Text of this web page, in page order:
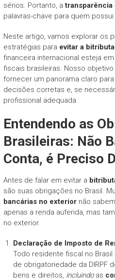
sérios. Portanto, atransparência
palavras-chave para quem
Neste artigo, vamos explorar os
estratégias para evitar a
financeira internacional esteja
fiscais brasileiras. Nosso
fornecer um panorama claro
decisões corretas e, se
profissional adequada.
Entendendo as
Brasileiras: Não
Conta, é Preciso
Antes de falar em evitar a
são suas obrigações no Brasil.
bancárias no exteriornão
apenas a renda auferida, mas
no exterior.
Declaração de Imposto de
Todo residente fiscal no
de obrigatoriedade da DIRPF
bens e direitos, incluindoas